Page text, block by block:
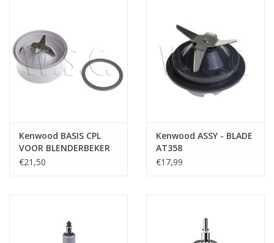
Kenwood BASIS CPL
VOOR BLENDERBEKER
Kenwood
€21,50
Kenwood ASSY - BLADE
AT358
€17,99